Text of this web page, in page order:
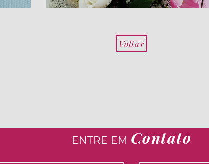
Voltar
ENTRE EM Contato